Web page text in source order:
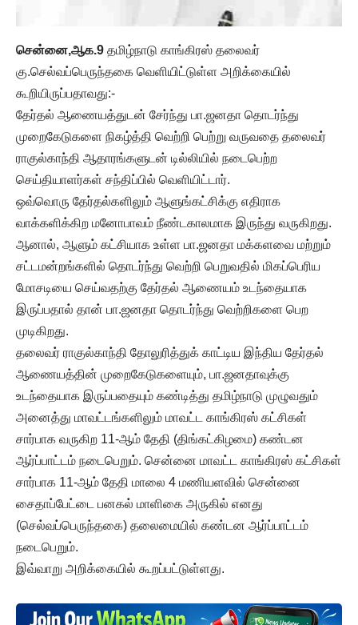
சென்னை,ஆக.9 தமிழ்நாடு காங்கிரஸ் தலைவர்
கு.செல்வப்பெருந்தகை வெளியிட்டுள்ள அறிக்கையில்
கூறியிருப்பதாவது:-
தேர்தல் ஆணையத்துடன் சேர்ந்து பா.ஜனதா தொடர்ந்து
முறைகேடுகளை நிகழ்த்தி வெற்றி பெற்று வருவதை தலைவர்
ராகுல்காந்தி ஆதாரங்களுடன் டில்லியில் நடைபெற்ற
செய்தியாளர்கள் சந்திப்பில் வெளியிட்டார்.
ஒவ்வொரு தேர்தல்களிலும் ஆளுங்கட்சிக்கு எதிராக
வாக்களிக்கிற மனோபாவம் நீண்டகாலமாக இருந்து வருகிறது.
ஆனால், ஆளும் கட்சியாக உள்ள பா.ஜனதா மக்களவை மற்றும்
சட்டமன்றங்களில் தொடர்ந்து வெற்றி பெறுவதில் மிகப்பெரிய
மோசடியை செய்வதற்கு தேர்தல் ஆணையம் உடந்தையாக
இருப்பதால் தான் பா.ஜனதா தொடர்ந்து வெற்றிகளை பெற
முடிகிறது.
தலைவர் ராகுல்காந்தி தோலுரித்துக் காட்டிய இந்திய தேர்தல்
ஆணையத்தின் முறைகேடுகளையும், பா.ஜனதாவுக்கு
உடந்தையாக இருப்பதையும் கண்டித்து தமிழ்நாடு முழுவதும்
அனைத்து மாவட்டங்களிலும் மாவட்ட காங்கிரஸ் கட்சிகள்
சார்பாக வருகிற 11-ஆம் தேதி (திங்கட்கிழமை) கண்டன
ஆர்ப்பாட்டம் நடைபெறும். சென்னை மாவட்ட காங்கிரஸ் கட்சிகள்
சார்பாக 11-ஆம் தேதி மாலை 4 மணியளவில் சென்னை
சைதாப்பேட்டை பனகல் மாளிகை அருகில் எனது
(செல்வப்பெருந்தகை) தலைமையில் கண்டன ஆர்ப்பாட்டம்
நடைபெறும்.
இவ்வாறு அறிக்கையில் கூறப்பட்டுள்ளது.